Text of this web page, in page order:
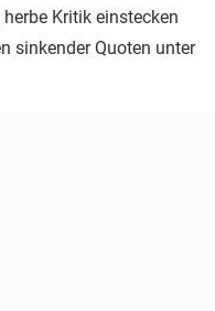
Kritik einstecken
sinkender Quoten unter